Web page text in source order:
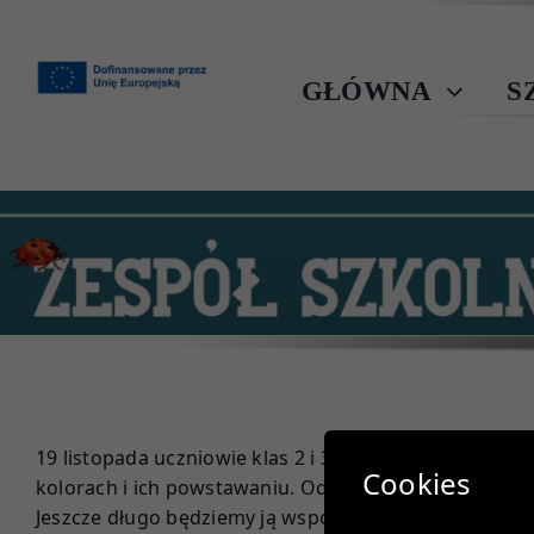
zawartości
GŁÓWNA
19 listopada uczniowie klas 2 i 3 wybrali się na
kolorach i ich powstawaniu. Odwiedziliśmy również
Jeszcze długo będziemy ją wspominać.
Cookies